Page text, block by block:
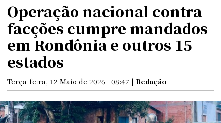
Operação nacional contra
facções cumpre mandados
em Rondônia e outros 15
estados
Terça-feira, 12 Maio de 2026 - 08:47 | Redação